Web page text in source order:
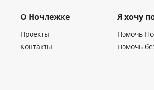
О Ночлежке
Проекты
Контакты
Я хочу
Помочь
Помочь